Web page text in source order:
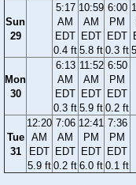
Sun
29
5:17
AM
EDT
0.4 ft
10:59
AM
EDT
5.8 ft
6:00
PM
EDT
0.3 ft
Mon
30
6:13
AM
EDT
0.3 ft
11:52
AM
EDT
5.9 ft
6:50
PM
EDT
0.2 ft
Tue
31
12:20
AM
EDT
5.9 ft
7:06
AM
EDT
0.2 ft
12:41
PM
EDT
6.0 ft
7:36
PM
EDT
0.1 ft